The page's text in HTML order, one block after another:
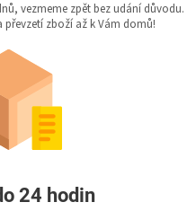
vezmeme zpět bez udání důvodu.
zboží až k Vám domů!
24 hodin